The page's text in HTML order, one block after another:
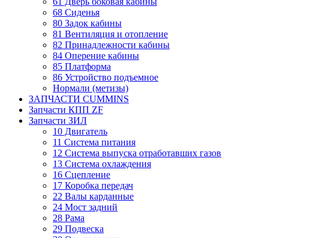
68 Сиденья
80 Задок кабины
81 Вентиляция и отопление
82 Принадлежности кабины
84 Оперение кабины
85 Платформа
86 Устройство подъемное
Нормали (метизы)
ЗАПЧАСТИ CUMMINS
Запчасти КПП ZF
Запчасти ЗИЛ
10 Двигатель
11 Система питания
12 Система выпуска отработавших газов
13 Система охлаждения
16 Сцепление
17 Коробка передач
22 Валы карданные
24 Мост задний
28 Рама
29 Подвеска